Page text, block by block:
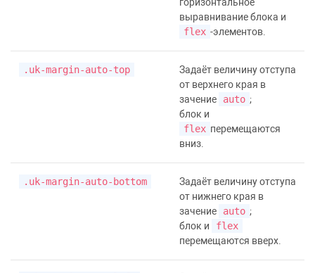
горизонтальное
выравнивание блока и
flex -элементов.
.uk-margin-auto-top
Задаёт величину отступа
от верхнего края в
зачение
auto ;
блок и
flex перемещаются
вниз.
.uk-margin-auto-bottom
Задаёт величину отступа
от нижнего края в
зачение
auto ;
блок и
flex
перемещаются вверх.